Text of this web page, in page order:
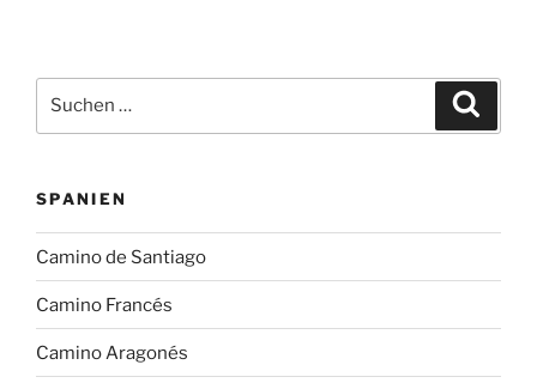
nach:
SPANIEN
Camino de Santiago
Camino Francés
Camino Aragonés